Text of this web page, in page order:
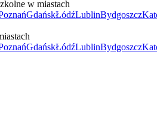
w miastach
GdańskŁódźLublinBydgoszcz
GdańskŁódźLublinBydgoszcz